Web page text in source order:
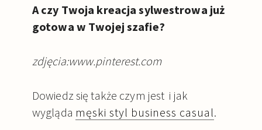
A czy Twoja kreacja sylwestrowa już
gotowa w Twojej szafie?
zdjęcia:www.pinterest.com
Dowiedz się także czym jest i jak
wygląda męski styl business casual.